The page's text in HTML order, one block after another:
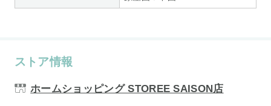
ストア情報
ホームショッピング STOREE SAISON店